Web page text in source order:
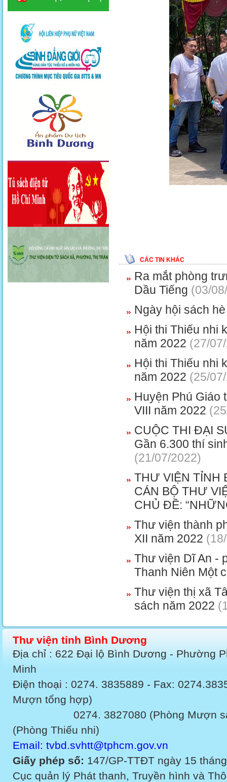
CÁC TIN KHÁC
Ra mắt phòng
Dầu Tiếng (03/
Ngày hội sách
Hội thi Thiếu nhi
năm 2022 (27/
Hội thi Thiếu nhi
năm 2022 (25/
Huyện Phú Giáo
VIII năm 2022
CUỘC THI ĐẠI
Gần 6.300 thí
(21/07/2022)
THƯ VIỆN TỈNH
CÁN BỘ THƯ
CHỦ ĐỀ:
Thư viện thành
XII năm 2022
Thư viện Dĩ An -
Thanh Niên Một
Thư viện thị xã
sách năm 2022
Thư viện tỉnh Bình Dương
Địa chỉ : 622 Đại lộ Bình Dương - Phường
Minh
Điện thoại : 0274. 3835889 - Fax:
Mượn tổng hợp)
0274. 3827080 (Phòng Mượn sách
(Phòng Thiếu nhi)
Email: tvbd.svhtt@tphcm.gov.vn
Giấy phép số: 147/GP-TTĐT ngày 15
Cục quản lý Phát thanh, Truyền hình và